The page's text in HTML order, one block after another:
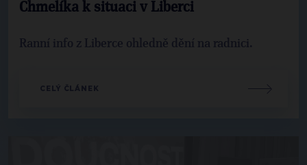
Chmelíka k situaci v Liberci
Ranní info z Liberce ohledně dění na radnici.
CELÝ ČLÁNEK